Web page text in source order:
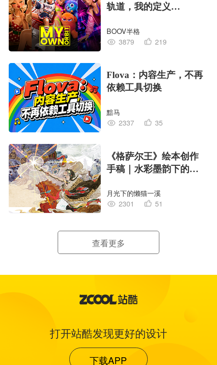
轨道，我的定义
对
BOOV半格
3879
219
Flova：内容生产，不再
依赖工具切换
黯马
2337
35
《格萨尔王》绘本创作
手稿｜水彩墨韵下的史
月光下的懒猫一溪
2301
51
查看更多
打开站酷发现更好的设计
下载APP